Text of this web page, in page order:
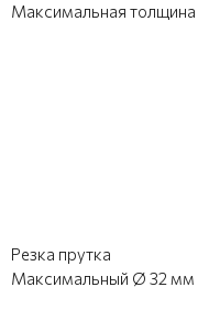
Максимальная
Резка прутка
Максимальный Ø 32 мм